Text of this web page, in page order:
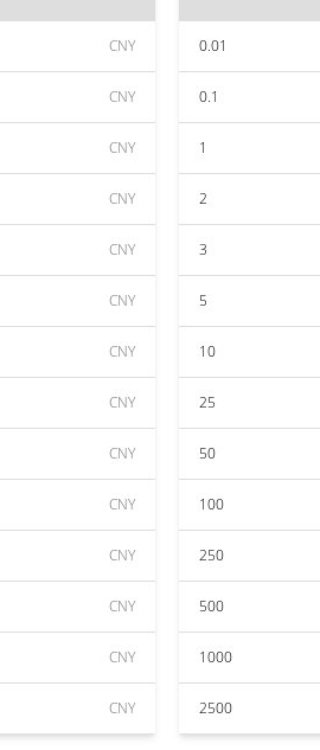
CNY
CNY
CNY
CNY
CNY
CNY
CNY
CNY
CNY
CNY
CNY
CNY
CNY
CNY
0.01
0.1
1
2
3
5
10
25
50
100
250
500
1000
2500